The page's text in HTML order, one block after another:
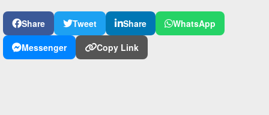
Share Tweet Share
WhatsApp
Messenger
Copy Link